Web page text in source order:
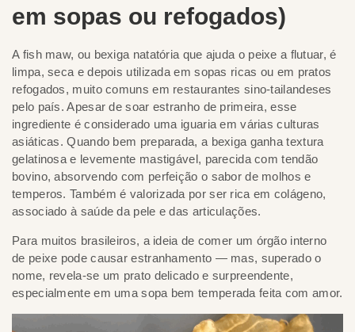
em sopas ou refogados)
A fish maw, ou bexiga natatória que ajuda o peixe a flutuar, é
limpa, seca e depois utilizada em sopas ricas ou em pratos
refogados, muito comuns em restaurantes sino-tailandeses
pelo país. Apesar de soar estranho de primeira, esse
ingrediente é considerado uma iguaria em várias culturas
asiáticas. Quando bem preparada, a bexiga ganha textura
gelatinosa e levemente mastigável, parecida com tendão
bovino, absorvendo com perfeição o sabor de molhos e
temperos. Também é valorizada por ser rica em colágeno,
associado à saúde da pele e das articulações.
Para muitos brasileiros, a ideia de comer um órgão interno
de peixe pode causar estranhamento — mas, superado o
nome, revela-se um prato delicado e surpreendente,
especialmente em uma sopa bem temperada feita com amor.